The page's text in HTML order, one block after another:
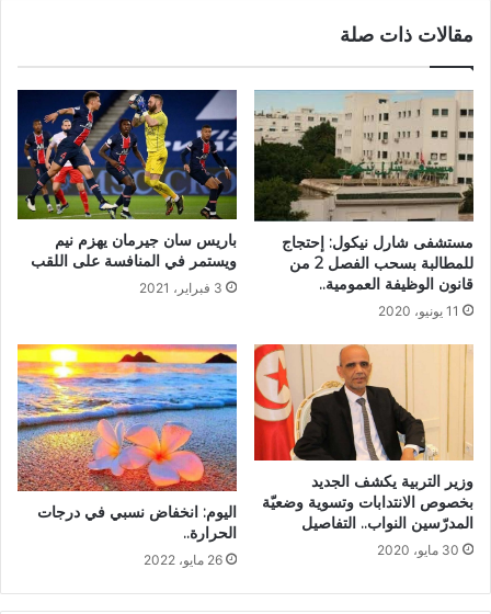
مقالات ذات صلة
مستشفى شارل نيكول: إحتجاج
للمطالبة بسحب الفصل 2 من
قانون الوظيفة العمومية..
11 يونيو، 2020
باريس سان جيرمان يهزم نيم
ويستمر في المنافسة على اللقب
3 فبراير، 2021
وزير التربية يكشف الجديد
بخصوص الانتدابات وتسوية وضعيّة
المدرّسين النواب.. التفاصيل
30 مايو، 2020
اليوم: انخفاض نسبي في درجات
الحرارة..
26 مايو، 2022